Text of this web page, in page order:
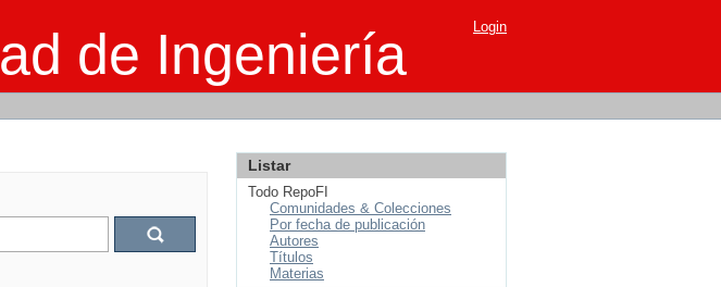
de Ingeniería Login
Listar
Todo RepoFI
Comunidades & Colecciones
Por fecha de publicación
Autores
Títulos
Materias